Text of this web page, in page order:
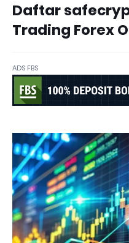
Daftar
Trading Forex
ADS FBS